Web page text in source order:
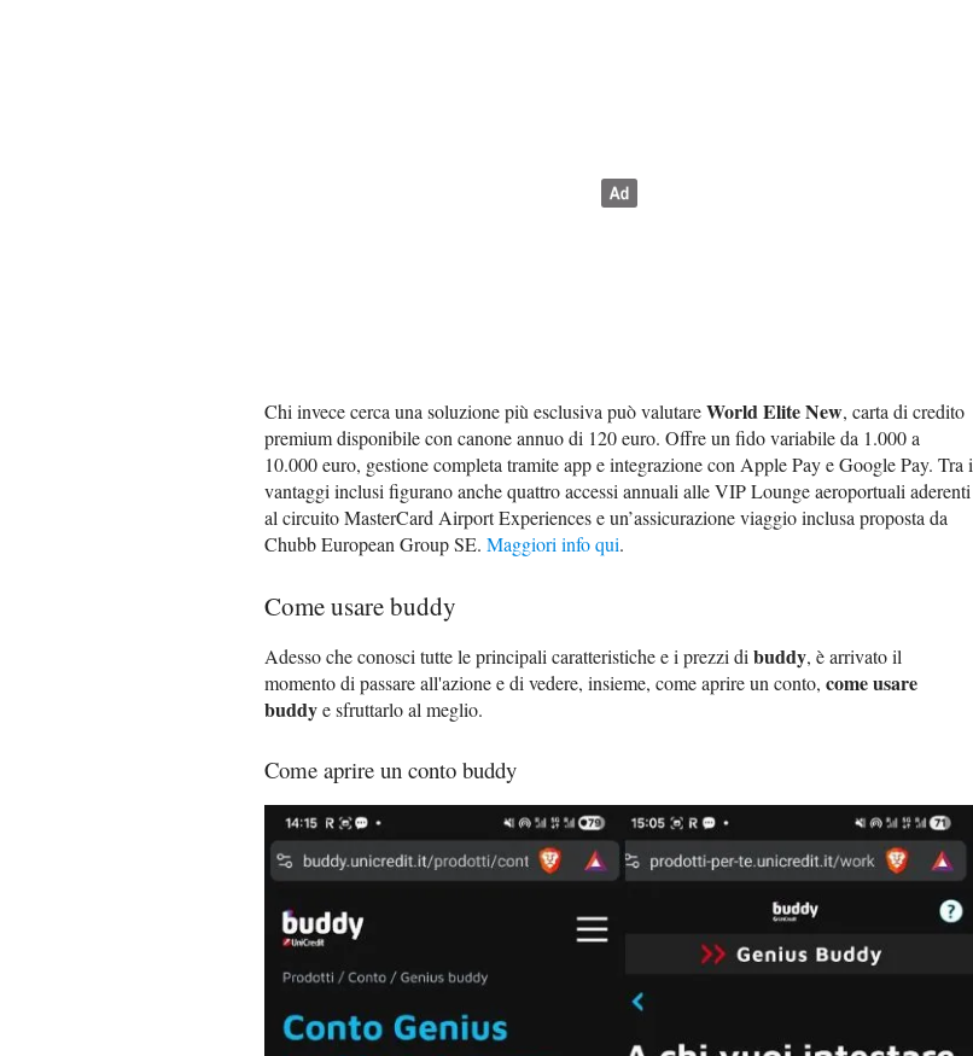
Chi invece cerca una soluzione più esclusiva può valutareWorld Elite New, carta di credito
premium disponibile con canone annuo di 120 euro. Offre un fido variabile da 1.000 a
10.000 euro, gestione completa tramite app e integrazione con Apple Pay e Google Pay. Tra i
vantaggi inclusi figurano anche quattro accessi annuali alle VIP Lounge aeroportuali aderenti
al circuito MasterCard Airport Experiences e un’assicurazione viaggio inclusa proposta da
Chubb European Group SE. Maggiori info qui.
Come usare buddy
Adesso che conosci tutte le principali caratteristiche e i prezzi di buddy, è arrivato il
momento di passare all'azione e di vedere, insieme, come aprire un conto, come usare
buddye sfruttarlo al meglio.
Come aprire un conto buddy